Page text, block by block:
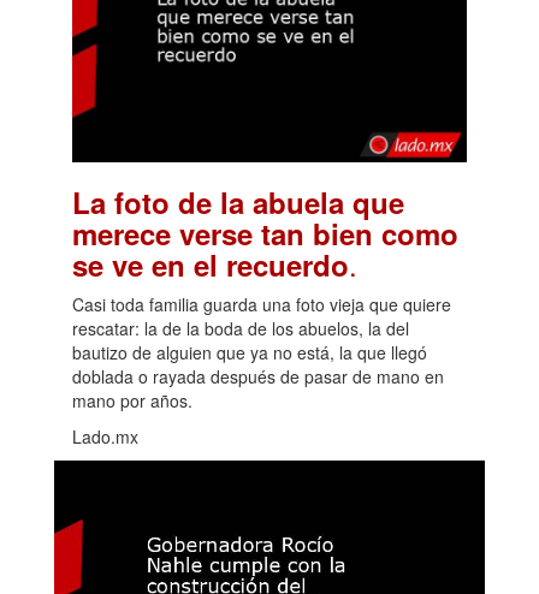
La foto de la abuela que
merece verse tan bien como
se ve en el recuerdo.
Casi toda familia guarda una foto vieja que quiere
rescatar: la de la boda de los abuelos, la del
bautizo de alguien que ya no está, la que llegó
doblada o rayada después de pasar de mano en
mano por años.
Lado.mx